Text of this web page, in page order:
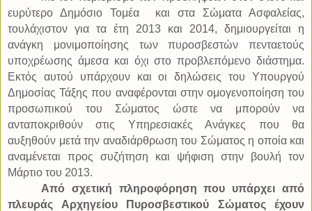
ευρύτερο Δημόσιο Τομέα
και στα Σώματα Ασφαλείας,
τουλάχιστον για τα έτη 2013 και 2014, δημιουργείται η
ανάγκη μονιμοποίησης τωνπυροσβεστών πενταετούς
υποχρέωσης άμεσα και όχι στο προβλεπόμενο διάστημα.
Εκτός αυτού υπάρχουν και οι δηλώσεις του Υπουργού
Δημοσίας Τάξης που αναφέρονται στην ομογενοποίηση του
προσωπικού του Σώματος ώστε να μπορούν να
ανταποκριθούν στις Υπηρεσιακές Ανάγκες που θα
αυξηθούν μετά την αναδιάρθρωση του Σώματος η οποία και
αναμένεται προς συζήτηση και ψήφιση στην βουλή τον
Μάρτιο του 2013.
Από σχετική πληροφόρηση που υπάρχει από
πλευράς Αρχηγείου Πυροσβεστικού Σώματος έχουν